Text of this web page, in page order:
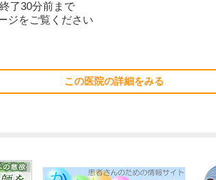
了30分前まで
ジをご覧ください
この医院の詳細をみる